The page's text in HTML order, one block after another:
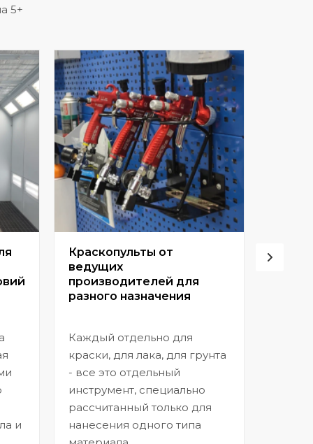
5+
и
Краскопульты от
ведущих
производителей для
разного назначения
Каждый отдельно для
краски, для лака, для грунта
- все это отдельный
инструмент, специально
рассчитанный только для
нанесения одного типа